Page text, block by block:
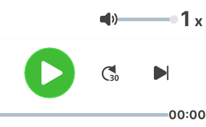
Murray, G. (2002). Los mayas
para niños. (12a. ed.) México
D.F. SELECTOR. Murray, G.
(2002). Los aztecas para
niños. (12a. ed.) México D.F.
SELECTOR. Uribe, I. (2020).
Bolay. Ciudad de México.
Volume 1 x
00:00